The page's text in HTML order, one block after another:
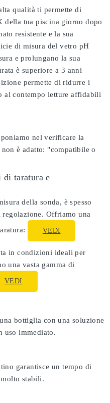
qualità ti permette di
della tua piscina giorno dopo
resistente e la sua
di misura del vetro pH
e prolungano la sua
è superiore a 3 anni
permette di ridurre i
al contempo letture affidabili
nel verificare la
è adatto: "compatibile o
di taratura e
della sonda, è spesso
regolazione. Offriamo una
VEDI
in condizioni ideali per
una vasta gamma di
VEDI
bottiglia con una soluzione
uso immediato.
garantisce un tempo di
stabili.